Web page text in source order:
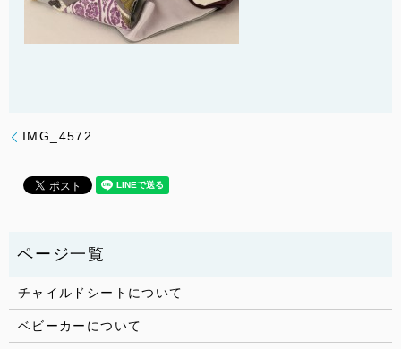
IMG_4572
チャイルドシートについて
ベビーカーについて